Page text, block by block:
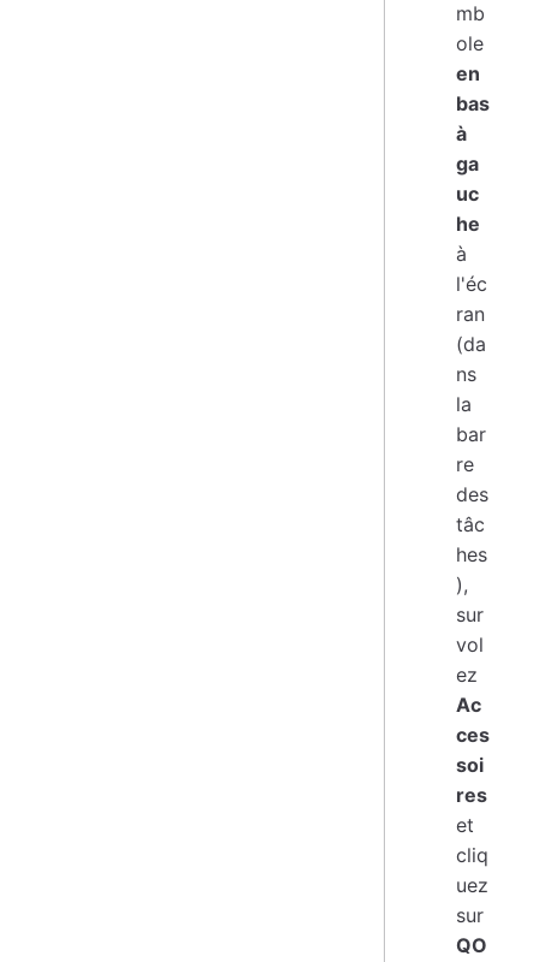
mb
ole
en
bas
à
ga
uc
he
à
l'éc
ran
(da
ns
la
bar
re
des
tâc
hes
),
sur
vol
ez
Ac
ces
soi
res
et
cliq
uez
sur
QO